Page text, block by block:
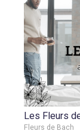
Les Fleurs
Fleurs de Bach